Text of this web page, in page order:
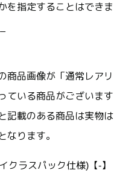
を指定することはできま
商品画像が「通常レアリ
ている商品がございます
記載のある商品は実物は
なります。
クラスパック仕様)【-】